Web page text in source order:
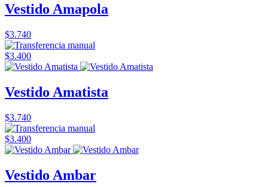
Vestido Amapola
$3.740
$3.400
Vestido Amatista
$3.740
$3.400
Vestido Ambar